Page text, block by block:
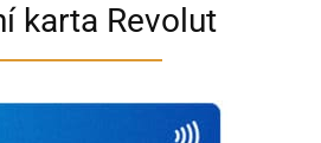
karta Revolut